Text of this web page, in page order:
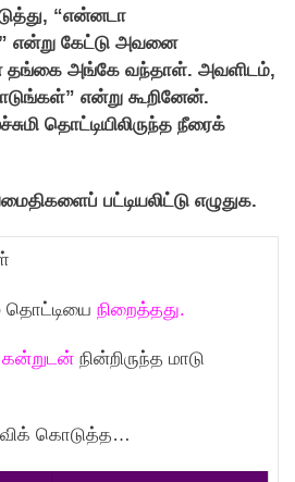
“என்னடா
என்று கேட்டு அவனை
தங்கை அங்கே வந்தாள். அவளிடம்,
என்று கூறினேன்.
தொட்டியிலிருந்த நீரைக்
பட்டியலிட்டு எழுதுக.
தொட்டியை நிறைத்தது.
கன்றுடன் நின்றிருந்த மாடு
கொடுத்த…